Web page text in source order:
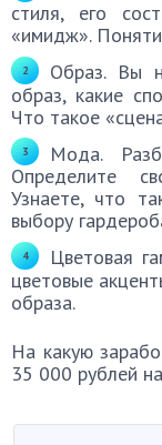
стиля, его
«имидж».
Образ. Вы
образ, какие
Что такое
Мода.
Определите
Узнаете, что
выбору
Цветовая
цветовые
образа.
На какую
35 000 рублей